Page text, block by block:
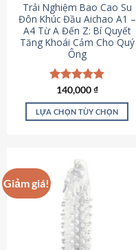
Trải Nghiệm Bao Cao Su
Đôn Khúc Đầu Aichao A1 –
A4 Từ A Đến Z: Bí Quyết
Tăng Khoái Cảm Cho Quý
Ông
Được xếp
hạng4.88
5 sao
140,000₫
LỰA CHỌN TÙY CHỌN
có
nhiều
biến
thể.
Các
tùy
Giảm giá!